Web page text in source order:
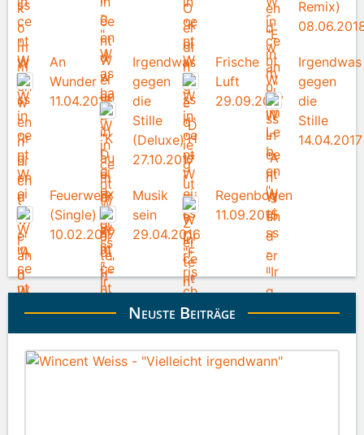
Remix)
An
Wunder
11.04.2018
Irgendwas
gegen
die
Stille
(Deluxe)
27.10.2017
Frische
Luft
29.09.2017
Irgendwas
gegen
die
Stille
14.04.2017
Feuerwerk
(Single)
10.02.2017
Musik
sein
29.04.2016
Regenbogen
11.09.2015
Neuste Beiträge